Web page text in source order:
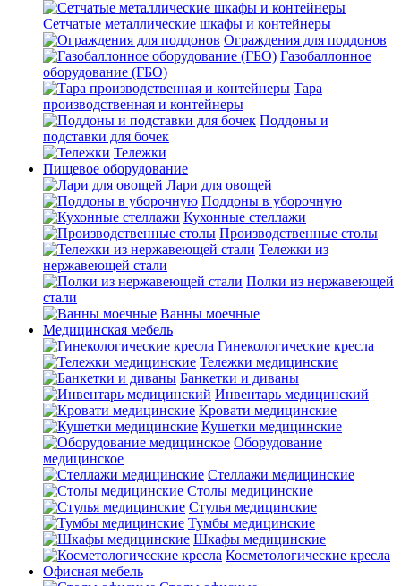
Сетчатые металлические шкафы и контейнеры
Ограждения для поддонов
Газобаллонное
оборудование (ГБО)
Тара
производственная и контейнеры
Поддоны и
подставки для бочек
Тележки
Пищевое оборудование
Лари для овощей
Поддоны в уборочную
Кухонные стеллажи
Производственные столы
Тележки из
нержавеющей стали
Полки из нержавеющей
стали
Ванны моечные
Медицинская мебель
Гинекологические кресла
Тележки медицинские
Банкетки и диваны
Инвентарь медицинский
Кровати медицинские
Кушетки медицинские
Оборудование
медицинское
Стеллажи медицинские
Столы медицинские
Стулья медицинские
Тумбы медицинские
Шкафы медицинские
Косметологические кресла
Офисная мебель